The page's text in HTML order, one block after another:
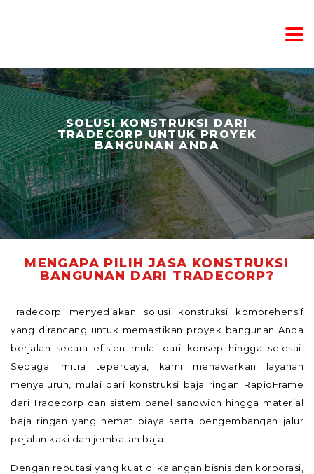
SOLUSI KONSTRUKSI DARI
TRADECORP UNTUK PROYEK
BANGUNAN ANDA
MENGAPA PILIH JASA KONSTRUKSI
BANGUNAN DARI TRADECORP?
Tradecorp menyediakan solusi konstruksi komprehensif
yang dirancang untuk memastikan proyek bangunan Anda
berjalan secara efisien mulai dari konsep hingga selesai.
Sebagai mitra tepercaya, kami menawarkan layanan
menyeluruh, mulai dari konstruksi baja ringan RapidFrame
dari Tradecorp dan sistem panel sandwich hingga material
baja ringan yang hemat biaya serta pengembangan jalur
pejalan kaki dan jembatan baja.
Dengan reputasi yang kuat di kalangan bisnis dan korporasi,